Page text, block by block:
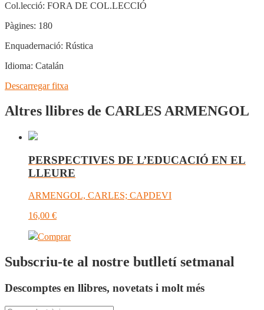
Col.lecció: FORA DE COL.LECCIÓ
Pàgines: 180
Enquadernació: Rústica
Idioma: Catalán
Descarregar fitxa
Altres llibres de CARLES ARMENGOL
PERSPECTIVES DE L’EDUCACIÓ EN EL
LLEURE
ARMENGOL, CARLES; CAPDEVI
16,00 €
Comprar
Subscriu-te al nostre butlletí setmanal
Descomptes en llibres, novetats i molt més